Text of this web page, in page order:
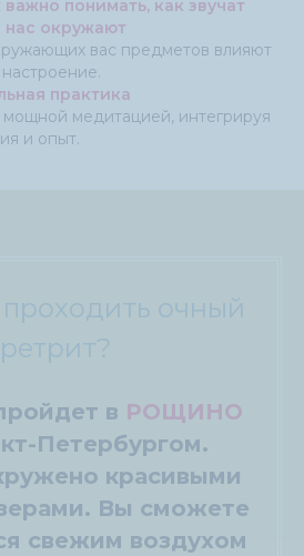
понимать, как звучат
окружают
вас предметов влияют
практика
медитацией, интегрируя
и опыт.
проходить очный
ретрит?
в РОЩИНО
Петербургом.
красивыми
Вы сможете
свежим воздухом